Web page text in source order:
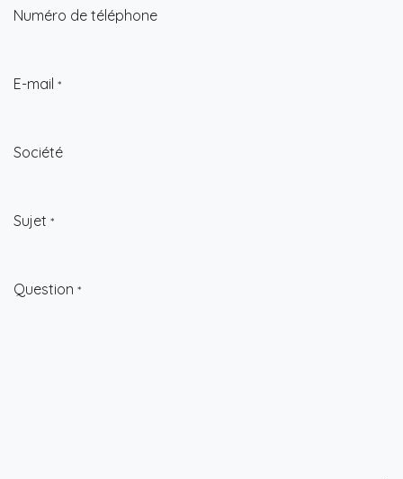
Numéro de téléphone
E-mail *
Société
Sujet *
Question *